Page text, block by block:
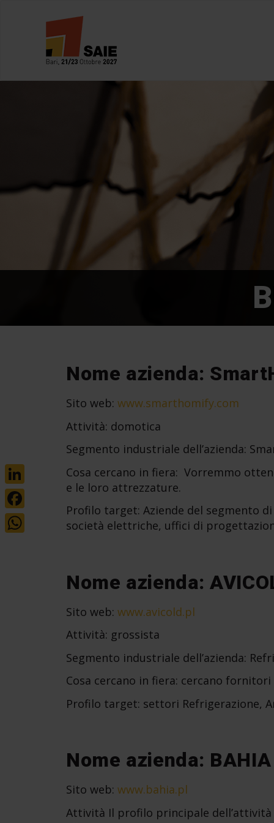
Nome azienda:
Sito web: www.smarthomify.com
Attività: domotica
Segmento industriale dell’azienda:
Cosa cercano in fiera: Vorremmo
e le loro attrezzature.
Profilo target: Aziende del segmento
società elettriche, uffici di
Nome azienda:
Sito web: www.avicold.pl
Attività: grossista
Segmento industriale dell’azienda:
Cosa cercano in fiera: cercano fornitori
Profilo target: settori Refrigerazione,
Nome azienda: BAHIA
Sito web: www.bahia.pl
Attività Il profilo principale dell’attività
LinkedIn
Facebook